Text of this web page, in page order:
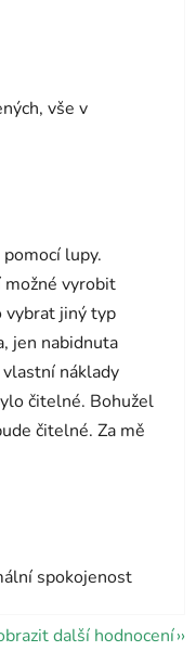
vše v
lupy.
možné vyrobit
vybrat jiný typ
jen nabidnuta
náklady
čitelné. Bohužel
čitelné. Za mě
spokojenost
další hodnocení